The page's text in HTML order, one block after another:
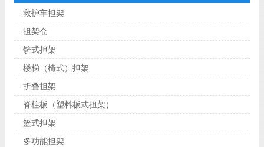
救护车担架
担架仓
铲式担架
楼梯（椅式）担架
折叠担架
脊柱板（塑料板式担架）
篮式担架
多功能担架